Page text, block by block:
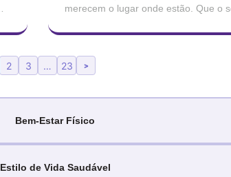
merecem o lugar onde estão. Que o
2 3 … 23 >
Bem-Estar Físico
Estilo de Vida Saudável